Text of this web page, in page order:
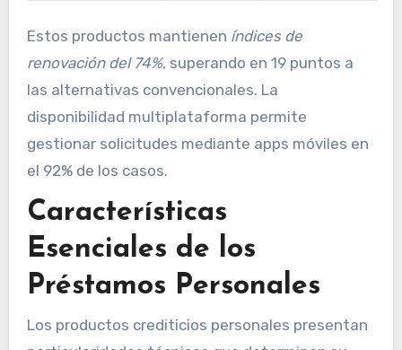
Estos productos mantienen índices de
renovación del 74%, superando en 19 puntos a
las alternativas convencionales. La
disponibilidad multiplataforma permite
gestionar solicitudes mediante apps móviles en
el 92% de los casos.
Características
Esenciales de los
Préstamos Personales
Los productos crediticios personales presentan